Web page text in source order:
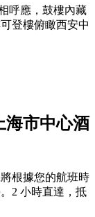
呼應，鼓樓內藏
登樓俯瞰西安中
市中心酒
根據您的航班時
2 小時直達，抵